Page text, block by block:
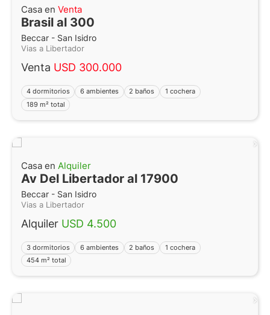
Casa en Venta
Brasil al 300
Beccar - San Isidro
Vias a Libertador
Venta USD 300.000
4 dormitorios 6 ambientes 2 baños
1 cochera
189 m² total
Casa en Alquiler
Av Del Libertador al 17900
Beccar - San Isidro
Vias a Libertador
Alquiler USD 4.500
3 dormitorios 6 ambientes 2 baños
1 cochera
454 m² total